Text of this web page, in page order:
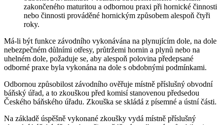
zakončeného maturitou a odbornou praxi při hornické činnosti
nebo činnosti prováděné hornickým způsobem alespoň čtyři
roky.
Má-li být funkce závodního vykonávána na plynujícím dole, na dole
nebezpečném důlními otřesy, průtržemi hornin a plynů nebo na
uhelném dole, požaduje se, aby alespoň polovina předepsané
odborné praxe byla vykonána na dole s obdobnými podmínkami.
Odbornou způsobilost závodního ověřuje místně příslušný obvodní
báňský úřad, a to zkouškou před komisí stanovenou předsedou
Českého báňského úřadu. Zkouška se skládá z písemné a ústní části.
Na základě úspěšně vykonané zkoušky vydá místně příslušný